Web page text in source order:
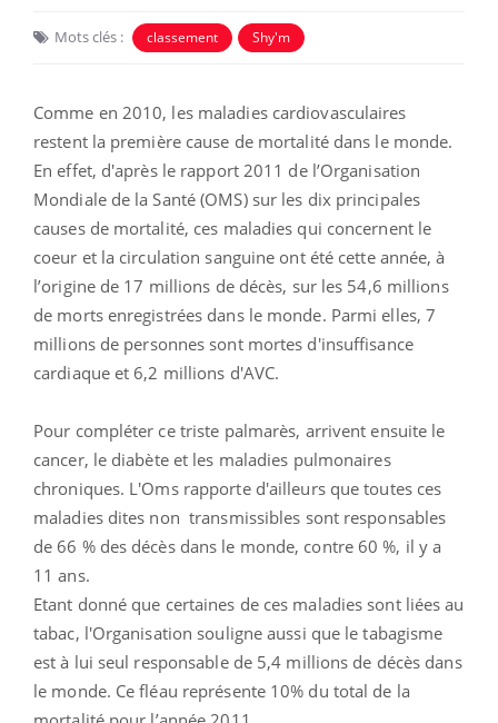
Mots clés : classement Shy'm
Comme en 2010, les maladies cardiovasculaires
restent la première cause de mortalité dans le monde.
En effet, d'après le rapport 2011 de l’Organisation
Mondiale de la Santé (OMS) sur les dix principales
causes de mortalité, ces maladies qui concernent le
coeur et la circulation sanguine ont été cette année, à
l’origine de 17 millions de décès, sur les 54,6 millions
de morts enregistrées dans le monde. Parmi elles, 7
millions de personnes sont mortes d'insuffisance
cardiaque et 6,2 millions d'AVC.
Pour compléter ce triste palmarès, arrivent ensuite le
cancer, le diabète et les maladies pulmonaires
chroniques. L'Oms rapporte d'ailleurs que toutes ces
maladies dites non transmissibles sont responsables
de 66 % des décès dans le monde, contre 60 %, il y a
11 ans.
Etant donné que certaines de ces maladies sont liées au
tabac, l'Organisation souligne aussi que le tabagisme
est à lui seul responsable de 5,4 millions de décès dans
le monde. Ce fléau représente 10% du total de la